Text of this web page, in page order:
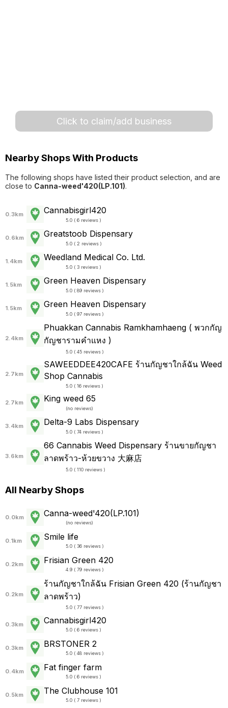
Click to claim/add business
Nearby Shops With Products
The following shops have listed their product selection, and are
close to Canna-weed'420(LP.101).
0.3km Cannabisgirl420
5.0 ( 6 reviews )
0.6km Greatstoob Dispensary
5.0 ( 2 reviews )
1.4km Weedland Medical Co. Ltd.
5.0 ( 3 reviews )
1.5km Green Heaven Dispensary
5.0 ( 89 reviews )
1.5km Green Heaven Dispensary
5.0 ( 97 reviews )
2.4km
Phuakkan Cannabis Ramkhamhaeng ( พวกกัญ
กัญชารามคำแหง )
5.0 ( 45 reviews )
2.7km
SAWEEDDEE420CAFE ร้านกัญชาใกล้ฉัน Weed
Shop Cannabis
5.0 ( 16 reviews )
2.7km King weed 65
(no reviews)
3.4km Delta-9 Labs Dispensary
5.0 ( 74 reviews )
3.6km
66 Cannabis Weed Dispensary ร้านขายกัญชา
ลาดพร้าว-ห้วยขวาง 大麻店
5.0 ( 110 reviews )
All Nearby Shops
0.0km Canna-weed'420(LP.101)
(no reviews)
0.1km Smile life
5.0 ( 36 reviews )
0.2km Frisian Green 420
4.9 ( 79 reviews )
0.2km
ร้านกัญชาใกล้ฉัน Frisian Green 420 (ร้านกัญชา
ลาดพร้าว)
5.0 ( 77 reviews )
0.3km Cannabisgirl420
5.0 ( 6 reviews )
0.3km BRSTONER 2
5.0 ( 48 reviews )
0.4km Fat finger farm
5.0 ( 6 reviews )
0.5km The Clubhouse 101
5.0 ( 7 reviews )